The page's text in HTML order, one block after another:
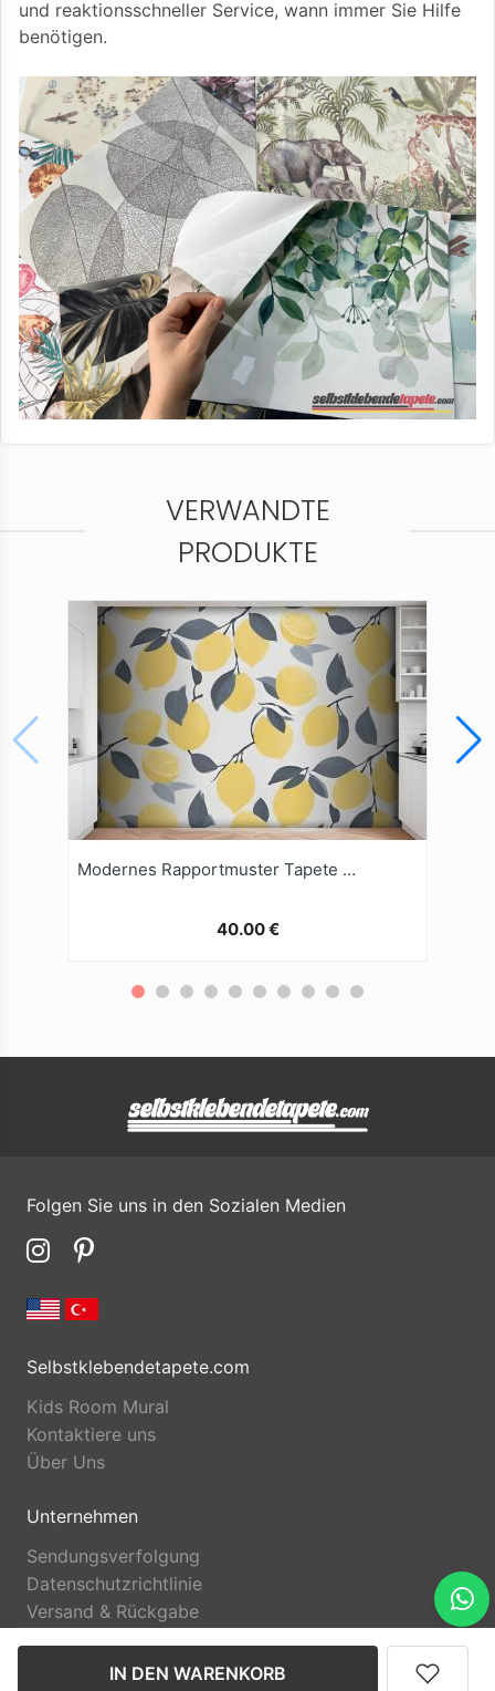
IN DEN WARENKORB
und reaktionsschneller Service, wann immer Sie Hilfe
benötigen.
VERWANDTE
PRODUKTE
Modernes Rapportmuster Tapete Gelbe Zitrone
40.00 €
Folgen Sie uns in den Sozialen Medien
Selbstklebendetapete.com
Kids Room Mural
Kontaktiere uns
Über Uns
Unternehmen
Sendungsverfolgung
Datenschutzrichtlinie
Versand & Rückgabe